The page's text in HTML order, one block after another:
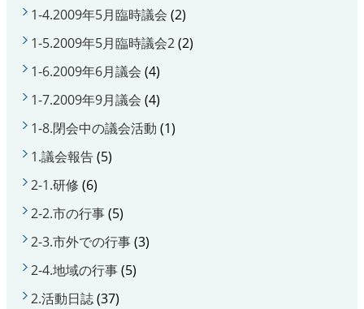
1-4.2009年5月臨時議会 (2)
1-5.2009年5月臨時議会2(2)
1-6.2009年6月議会 (4)
1-7.2009年9月議会 (4)
1-8.閉会中の議会活動 (1)
1.議会報告(5)
2-1.研修 (6)
2-2.市の行事(5)
2-3.市外での行事(3)
2-4.地域の行事(5)
2.活動日誌(37)